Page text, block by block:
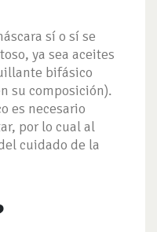
sí o sí se
ya sea aceites
bifásico
su composición).
es necesario
por lo cual al
cuidado de la